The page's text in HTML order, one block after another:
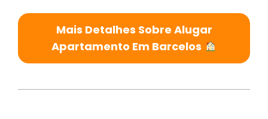
Mais Detalhes Sobre Alugar
Apartamento Em Barcelos